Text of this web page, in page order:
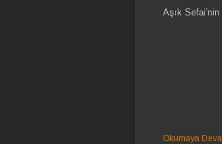
Aşık
Okumaya